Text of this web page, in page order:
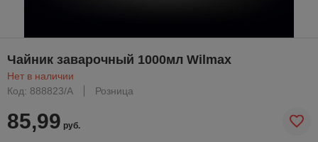
Чайник заварочный 1000мл Wilmax
Нет в наличии
Код: 888823/A
Розница
85,99 руб.